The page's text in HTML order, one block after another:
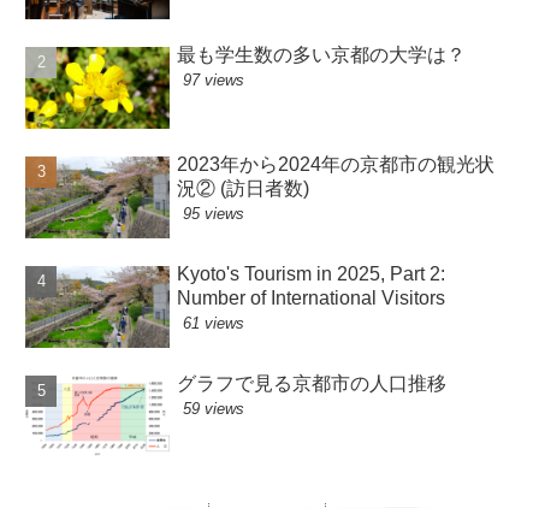
最も学生数の多い京都の大学は？
97 views
2023年から2024年の京都市の観光状
況② (訪日者数)
95 views
Kyoto's Tourism in 2025, Part 2:
Number of International Visitors
61 views
グラフで見る京都市の人口推移
59 views